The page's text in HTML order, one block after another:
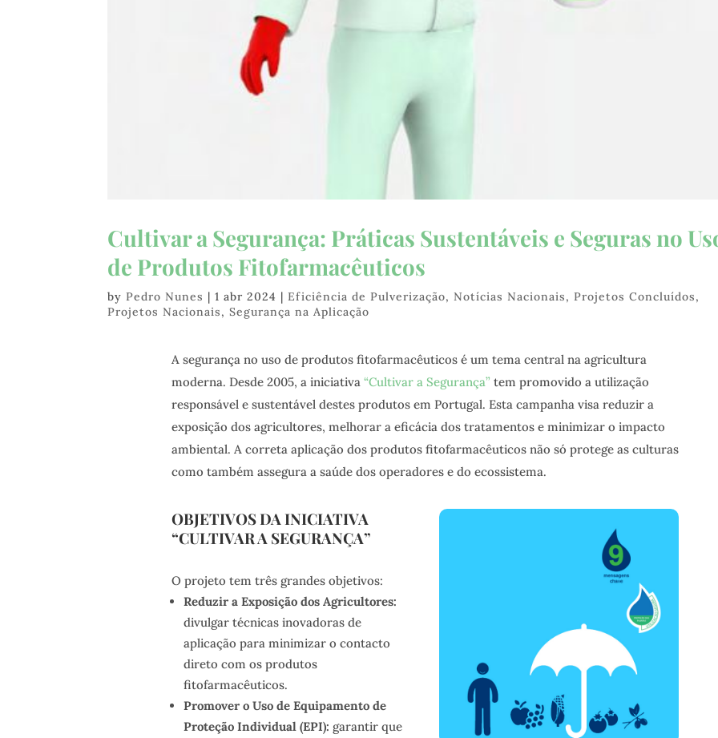
Cultivar a Segurança: Práticas Sustentáveis e Seguras no
de Produtos Fitofarmacêuticos
byPedro Nunes |1 abr 2024 |Eficiência de Pulverização,Notícias Nacionais,Projetos Concluídos,
Projetos Nacionais,Segurança na Aplicação
A segurança no uso de produtos fitofarmacêuticos é um tema central na agricultura
moderna. Desde 2005, a iniciativa “Cultivar a Segurança” tem promovido a utilização
responsável e sustentável destes produtos em Portugal. Esta campanha visa reduzir a
exposição dos agricultores, melhorar a eficácia dos tratamentos e minimizar o impacto
ambiental. A correta aplicação dos produtos fitofarmacêuticos não só protege as culturas
como também assegura a saúde dos operadores e do ecossistema.
OBJETIVOS DA INICIATIVA
“CULTIVAR A SEGURANÇA”
O projeto tem três grandes objetivos:
Reduzir a Exposição dos Agricultores:
divulgar técnicas inovadoras de
aplicação para minimizar o contacto
direto com os produtos
fitofarmacêuticos.
Promover o Uso de Equipamento de
Proteção Individual (EPI): garantir que